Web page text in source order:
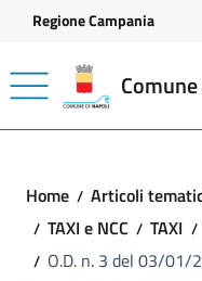
Vai ai contenuti
Vai al footer
Regione Campania
Home Articoli
TAXI e NCC
TAXI
O.D. n. 3 del 03/01/